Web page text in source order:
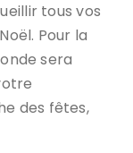
tous vos
Pour la
sera
des fêtes,